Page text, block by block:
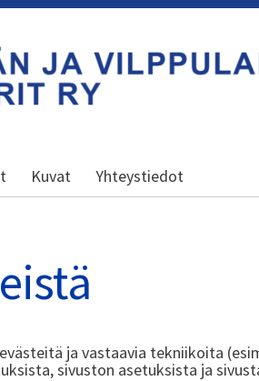
Kuvat Yhteystiedot
ja vastaavia tekniikoita
sivuston asetuksista ja